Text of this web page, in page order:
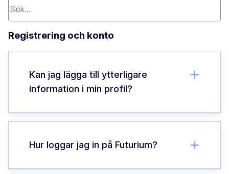
Registrering och konto
Kan jag lägga till ytterligare
information i min profil?
Hur loggar jag in på Futurium?